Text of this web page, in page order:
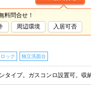
料問合せ！
周辺環境 入居可否
ック 独立洗面台